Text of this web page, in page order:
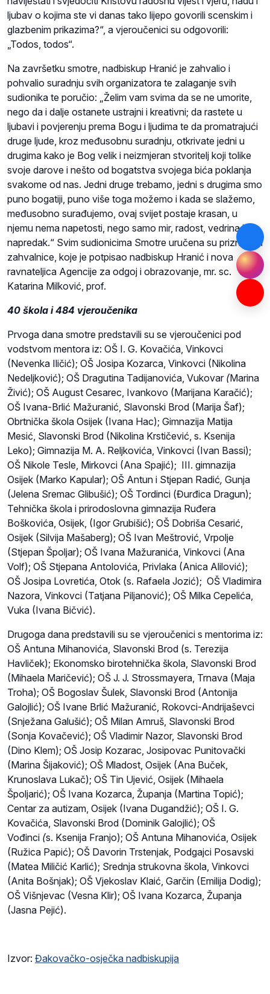
ljubav o kojima ste vi danas tako lijepo govorili scenskim i
glazbenim prikazima?“, a vjeroučenici su odgovorili:
„Todos, todos“.
Na završetku smotre, nadbiskup Hranić je zahvalio i
pohvalio suradnju svih organizatora te zalaganje svih
sudionika te poručio: „Želim vam svima da se ne umorite,
nego da i dalje ostanete ustrajni i kreativni; da rastete u
ljubavi i povjerenju prema Bogu i ljudima te da promatrajući
druge ljude, kroz međusobnu suradnju, otkrivate jedni u
drugima kako je Bog velik i neizmjeran stvoritelj koji tolike
svoje darove i nešto od bogatstva svojega bića poklanja
svakome od nas. Jedni druge trebamo, jedni s drugima smo
puno bogatiji, puno više toga možemo i kada se slažemo,
međusobno surađujemo, ovaj svijet postaje krasan, u
njemu nema napetosti, nego samo mir, radost, vedrina i
napredak.“ Svim sudionicima Smotre uručena su priznanja i
zahvalnice, koje je potpisao nadbiskup Hranić i nova
ravnateljica Agencije za odgoj i obrazovanje, mr. sc.
Katarina Milković, prof.
40 škola i 484 vjeroučenika
Prvoga dana smotre predstavili su se vjeroučenici pod
vodstvom mentora iz: OŠ I. G. Kovačića, Vinkovci
(Nevenka Iličić); OŠ Josipa Kozarca, Vinkovci (Nikolina
Nedeljković); OŠ Dragutina Tadijanovića, Vukovar (Marina
Živić); OŠ August Cesarec, Ivankovo (Marijana Karačić);
OŠ Ivana-Brlić Mažuranić, Slavonski Brod (Marija Šaf);
Obrtnička škola Osijek (Ivana Hac); Gimnazija Matija
Mesić, Slavonski Brod (Nikolina Krstičević, s. Ksenija
Leko); Gimnazija M. A. Reljkovića, Vinkovci (Ivan Bassi);
OŠ Nikole Tesle, Mirkovci (Ana Spajić); III. gimnazija
Osijek (Marko Kapular); OŠ Antun i Stjepan Radić, Gunja
(Jelena Sremac Glibušić); OŠ Tordinci (Đurđica Dragun);
Tehnička škola i prirodoslovna gimnazija Ruđera
Boškovića, Osijek, (Igor Grubišić); OŠ Dobriša Cesarić,
Osijek (Silvija Mašaberg); OŠ Ivan Meštrović, Vrpolje
(Stjepan Špoljar); OŠ Ivana Mažuranića, Vinkovci (Ana
Volf); OŠ Stjepana Antolovića, Privlaka (Anica Alilović);
OŠ Josipa Lovretića, Otok (s. Rafaela Jozić); OŠ Vladimira
Nazora, Vinkovci (Tatjana Piljanović); OŠ Milka Cepelića,
Vuka (Ivana Bičvić).
Drugoga dana predstavili su se vjeroučenici s mentorima iz:
OŠ Antuna Mihanovića, Slavonski Brod (s. Terezija
Havliček); Ekonomsko birotehnička škola, Slavonski Brod
(Mihaela Maričević); OŠ J. J. Strossmayera, Trnava (Maja
Troha); OŠ Bogoslav Šulek, Slavonski Brod (Antonija
Galojlić); OŠ Ivane Brlić Mažuranić, Rokovci-Andrijaševci
(Snježana Galušić); OŠ Milan Amruš, Slavonski Brod
(Sonja Kovačević); OŠ Vladimir Nazor, Slavonski Brod
(Dino Klem); OŠ Josip Kozarac, Josipovac Punitovački
(Marina Šijaković); OŠ Mladost, Osijek (Ana Buček,
Krunoslava Lukač); OŠ Tin Ujević, Osijek (Mihaela
Špoljarić); OŠ Ivana Kozarca, Županja (Martina Topić);
Centar za autizam, Osijek (Ivana Dugandžić); OŠ I. G.
Kovačića, Slavonski Brod (Dominik Galojlić); OŠ
Vođinci (s. Ksenija Franjo); OŠ Antuna Mihanovića, Osijek
(Ružica Papić); OŠ Davorin Trstenjak, Podgajci Posavski
(Matea Miličić Karlić); Srednja strukovna škola, Vinkovci
(Anita Bošnjak); OŠ Vjekoslav Klaić, Garčin (Emilija Dodig);
OŠ Višnjevac (Vesna Klir); OŠ Ivana Kozarca, Županja
(Jasna Pejić).
Izvor: Đakovačko-osječka nadbiskupija